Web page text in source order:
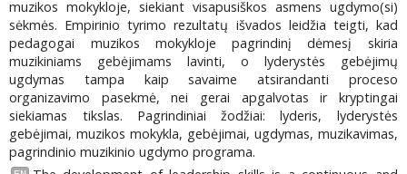
muzikos mokykloje, siekiant visapusiškos asmens ugdymo(si)
sėkmės. Empirinio tyrimo rezultatų išvados leidžia teigti, kad
pedagogai muzikos mokykloje pagrindinį dėmesį skiria
muzikiniams gebėjimams lavinti, o lyderystės gebėjimų
ugdymas tampa kaip savaime atsirandanti proceso
organizavimo pasekmė, nei gerai apgalvotas ir kryptingai
siekiamas tikslas. Pagrindiniai žodžiai: lyderis, lyderystės
gebėjimai, muzikos mokykla, gebėjimai, ugdymas, muzikavimas,
pagrindinio muzikinio ugdymo programa.